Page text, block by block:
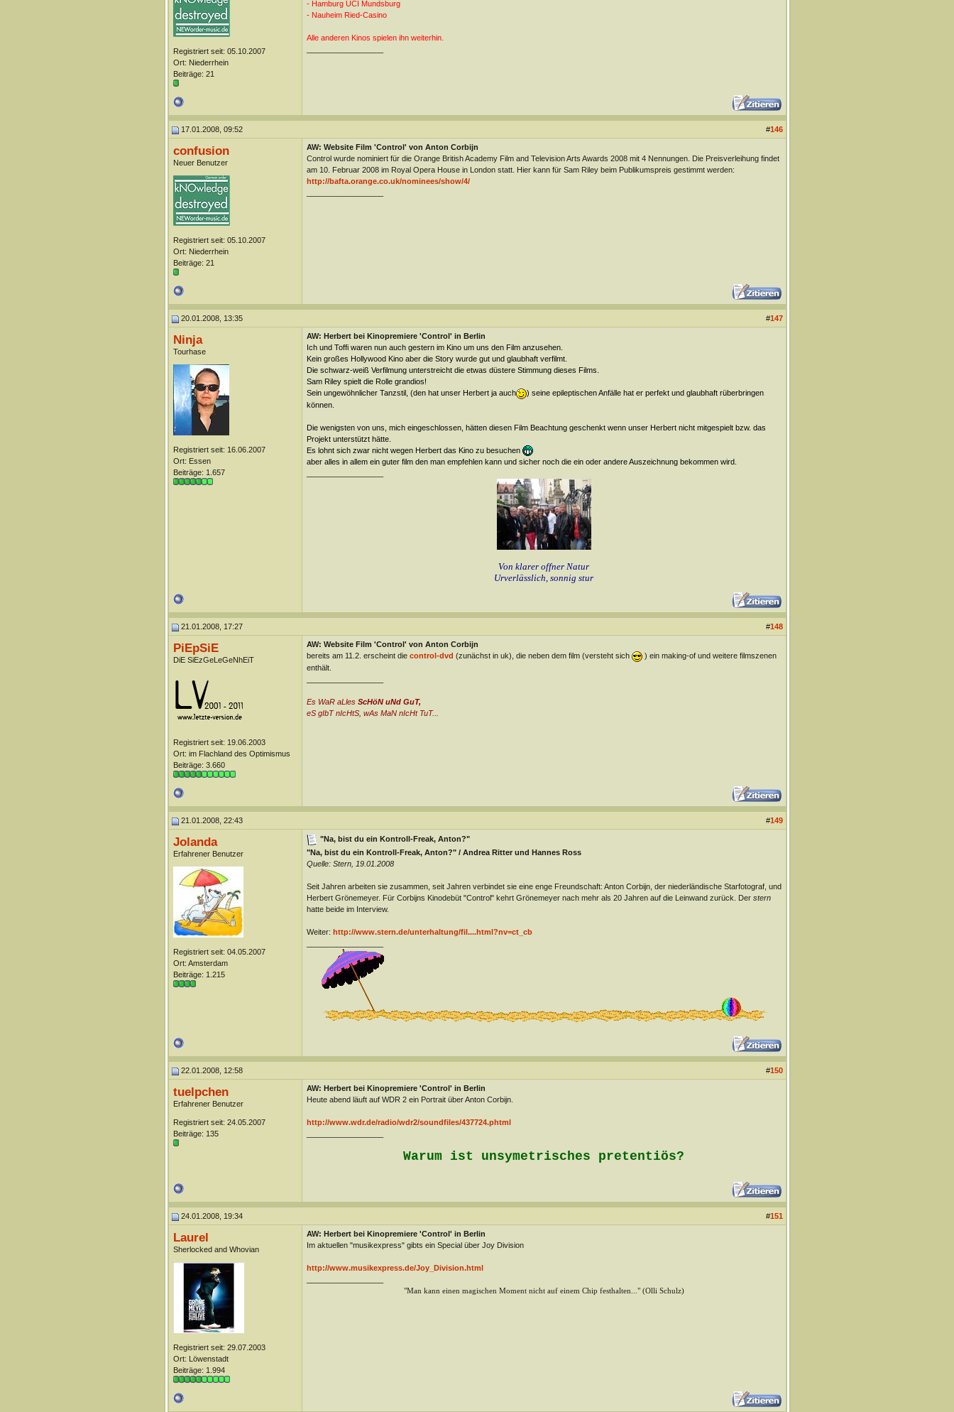
Registriert seit: 05.10.2007
Ort: Niederrhein
Beiträge: 21
- Hamburg UCI Mundsburg
- Nauheim Ried-Casino
Alle anderen Kinos spielen ihn weiterhin.
17.01.2008, 09:52 #146
confusion
Neuer Benutzer
Registriert seit: 05.10.2007
Ort: Niederrhein
Beiträge: 21
AW: Website Film 'Control' von Anton Corbijn
Control wurde nominiert für die Orange British Academy Film and Television Arts Awards 2008 mit 4 Nennungen. Die Preisverleihung findet
am 10. Februar 2008 im Royal Opera House in London statt. Hier kann für Sam Riley beim Publikumspreis gestimmt werden:
http://bafta.orange.co.uk/nominees/show/4/
20.01.2008, 13:35 #147
Ninja
Tourhase
Registriert seit: 16.06.2007
Ort: Essen
Beiträge: 1.657
AW: Herbert bei Kinopremiere 'Control' in Berlin
Ich und Toffi waren nun auch gestern im Kino um uns den Film anzusehen.
Kein großes Hollywood Kino aber die Story wurde gut und glaubhaft verfilmt.
Die schwarz-weiß Verfilmung unterstreicht die etwas düstere Stimmung dieses Films.
Sam Riley spielt die Rolle grandios!
Sein ungewöhnlicher Tanzstil, (den hat unser Herbert ja auch
) seine epileptischen Anfälle hat er perfekt und glaubhaft rüberbringen
können.
Die wenigsten von uns, mich eingeschlossen, hätten diesen Film Beachtung geschenkt wenn unser Herbert nicht mitgespielt bzw. das
Projekt unterstützt hätte.
Es lohnt sich zwar nicht wegen Herbert das Kino zu besuchen
aber alles in allem ein guter film den man empfehlen kann und sicher noch die ein oder andere Auszeichnung bekommen wird.
Von klarer offner Natur
Urverlässlich, sonnig stur
21.01.2008, 17:27 #148
PiEpSiE
DiE SiEzGeLeGeNhEiT
Registriert seit: 19.06.2003
Ort: im Flachland des Optimismus
Beiträge: 3.660
AW: Website Film 'Control' von Anton Corbijn
bereits am 11.2. erscheint die control-dvd (zunächst in uk), die neben dem film (versteht sich
) ein making-of und weitere filmszenen
enthält.
Es WaR aLles ScHöN uNd GuT,
eS gIbT nIcHtS, wAs MaN nIcHt TuT...
21.01.2008, 22:43 #149
Jolanda
Erfahrener Benutzer
Registriert seit: 04.05.2007
Ort: Amsterdam
Beiträge: 1.215
"Na, bist du ein Kontroll-Freak, Anton?"
"Na, bist du ein Kontroll-Freak, Anton?" / Andrea Ritter und Hannes Ross
Quelle: Stern, 19.01.2008
Seit Jahren arbeiten sie zusammen, seit Jahren verbindet sie eine enge Freundschaft: Anton Corbijn, der niederländische Starfotograf, und
Herbert Grönemeyer. Für Corbijns Kinodebüt "Control" kehrt Grönemeyer nach mehr als 20 Jahren auf die Leinwand zurück. Der stern
hatte beide im Interview.
Weiter: http://www.stern.de/unterhaltung/fil....html?nv=ct_cb
22.01.2008, 12:58 #150
tuelpchen
Erfahrener Benutzer
Registriert seit: 24.05.2007
Beiträge: 135
AW: Herbert bei Kinopremiere 'Control' in Berlin
Heute abend läuft auf WDR 2 ein Portrait über Anton Corbijn.
http://www.wdr.de/radio/wdr2/soundfiles/437724.phtml
Warum ist unsymetrisches pretentiös?
24.01.2008, 19:34 #151
Laurel
Sherlocked and Whovian
Registriert seit: 29.07.2003
Ort: Löwenstadt
Beiträge: 1.994
AW: Herbert bei Kinopremiere 'Control' in Berlin
Im aktuellen "musikexpress" gibts ein Special über Joy Division
http://www.musikexpress.de/Joy_Division.html
"Man kann einen magischen Moment nicht auf einem Chip festhalten..." (Olli Schulz)